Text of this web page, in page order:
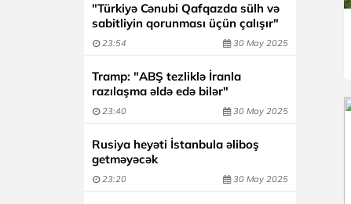
"Türkiyə Cənubi Qafqazda sülh və
sabitliyin qorunması üçün çalışır"
23:54 30 May 2025
Tramp: "ABŞ tezliklə İranla
razılaşma əldə edə bilər"
23:40 30 May 2025
Rusiya heyəti İstanbula əliboş
getməyəcək
23:20 30 May 2025